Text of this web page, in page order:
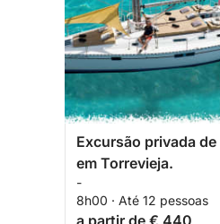
Excursão privada
em Torrevieja.
-
8h00 · Até 12 pessoas
a partir de € 440